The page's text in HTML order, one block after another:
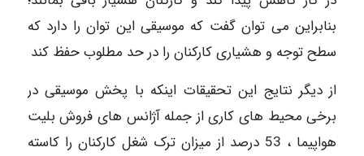
بنابراین می توان گفت که موسیقی این توان را دارد که
سطح توجه و هشیاری کارکنان را در حد مطلوب حفظ کند
از دیگر نتایج این تحقیقات اینکه با پخش موسیقی در
برخی محیط های کاری از جمله آژانس های فروش بلیت
هواپیما ، 53 درصد از میزان ترک شغل کارکنان را کاسته